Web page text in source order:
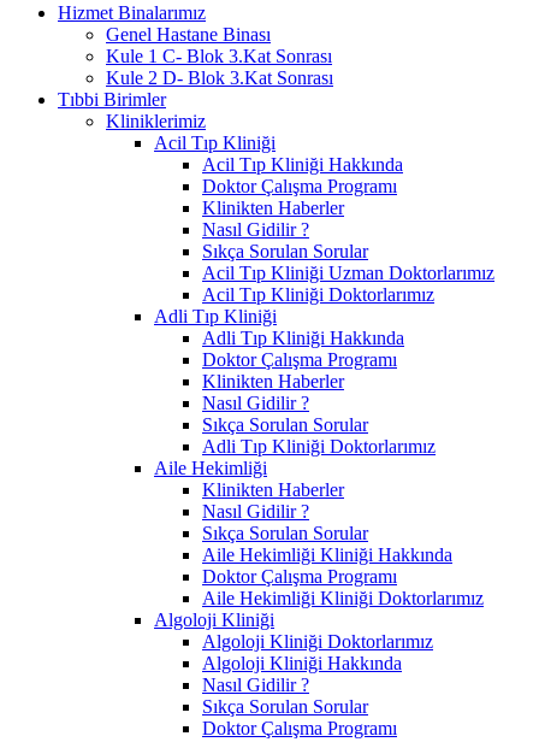
Hizmet Binalarımız
Genel Hastane Binası
Kule 1 C- Blok 3.Kat Sonrası
Kule 2 D- Blok 3.Kat Sonrası
Tıbbi Birimler
Kliniklerimiz
Acil Tıp Kliniği
Acil Tıp Kliniği Hakkında
Doktor Çalışma Programı
Klinikten Haberler
Nasıl Gidilir ?
Sıkça Sorulan Sorular
Acil Tıp Kliniği Uzman Doktorlarımız
Acil Tıp Kliniği Doktorlarımız
Adli Tıp Kliniği
Adli Tıp Kliniği Hakkında
Doktor Çalışma Programı
Klinikten Haberler
Nasıl Gidilir ?
Sıkça Sorulan Sorular
Adli Tıp Kliniği Doktorlarımız
Aile Hekimliği
Klinikten Haberler
Nasıl Gidilir ?
Sıkça Sorulan Sorular
Aile Hekimliği Kliniği Hakkında
Doktor Çalışma Programı
Aile Hekimliği Kliniği Doktorlarımız
Algoloji Kliniği
Algoloji Kliniği Doktorlarımız
Algoloji Kliniği Hakkında
Nasıl Gidilir ?
Sıkça Sorulan Sorular
Doktor Çalışma Programı